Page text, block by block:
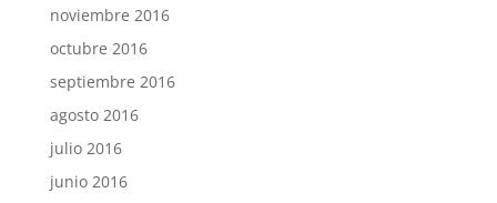
noviembre 2016
octubre 2016
septiembre 2016
agosto 2016
julio 2016
junio 2016